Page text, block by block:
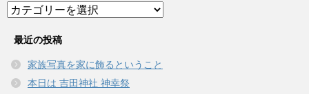
Category
最近の投稿
家族写真を家に飾るということ
本日は 吉田神社 神幸祭